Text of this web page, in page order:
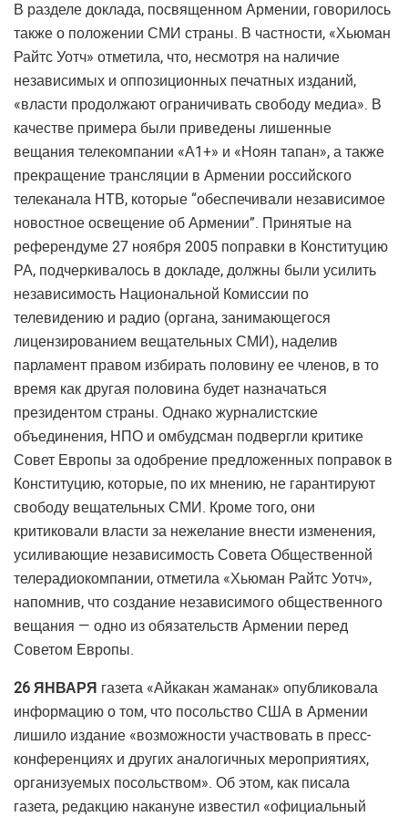
В разделе доклада, посвященном Армении, говорилось
также о положении СМИ страны. В частности, «Хьюман
Райтс Уотч» отметила, что, несмотря на наличие
независимых и оппозиционных печатных изданий,
«власти продолжают ограничивать свободу медиа». В
качестве примера были приведены лишенные
вещания телекомпании «А1+» и «Ноян тапан», а также
прекращение трансляции в Армении российского
телеканала НТВ, которые “обеспечивали независимое
новостное освещение об Армении”. Принятые на
референдуме 27 ноября 2005 поправки в Конституцию
РА, подчеркивалось в докладе, должны были усилить
независимость Национальной Комиссии по
телевидению и радио (органа, занимающегося
лицензированием вещательных СМИ), наделив
парламент правом избирать половину ее членов, в то
время как другая половина будет назначаться
президентом страны. Однако журналистские
объединения, НПО и омбудсман подвергли критике
Совет Европы за одобрение предложенных поправок в
Конституцию, которые, по их мнению, не гарантируют
свободу вещательных СМИ. Кроме того, они
критиковали власти за нежелание внести изменения,
усиливающие независимость Совета Общественной
телерадиокомпании, отметила «Хьюман Райтс Уотч»,
напомнив, что создание независимого общественного
вещания — одно из обязательств Армении перед
Советом Европы.
26 ЯНВАРЯ газета «Айкакан жаманак» опубликовала
информацию о том, что посольство США в Армении
лишило издание «возможности участвовать в пресс-
конференциях и других аналогичных мероприятиях,
организуемых посольством». Об этом, как писала
газета, редакцию накануне известил «официальный